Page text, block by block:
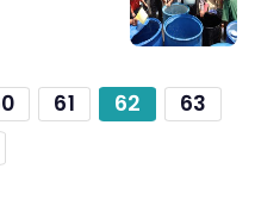
61 62
63